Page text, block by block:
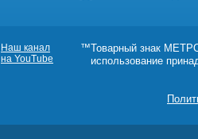
Наш канал
на YouTube
™Товарный знак
использование